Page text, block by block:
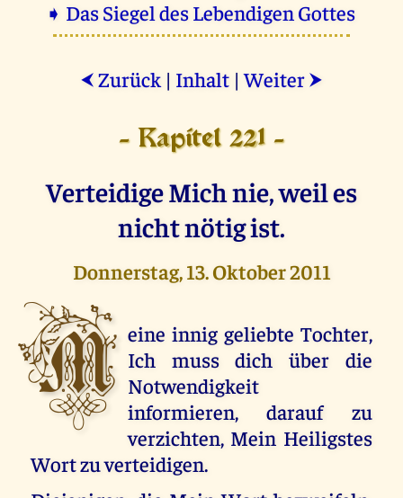
➧ Das Siegel des Lebendigen Gottes
⮜ Zurück | Inhalt |Weiter ⮞
- Kapitel 221 -
Verteidige Mich nie, weil es
nicht nötig ist.
Donnerstag, 13. Oktober 2011
M eine innig geliebte Tochter,
Ich muss dich über die
Notwendigkeit
informieren, darauf zu
verzichten, Mein Heiligstes
Wort zu verteidigen.